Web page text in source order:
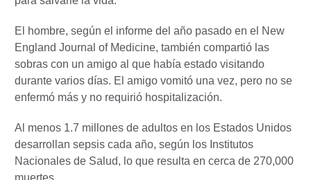
El hombre, según el informe del año pasado en el New
England Journal of Medicine, también compartió las
sobras con un amigo al que había estado visitando
durante varios días. El amigo vomitó una vez, pero no se
enfermó más y no requirió hospitalización.
Al menos 1.7 millones de adultos en los Estados Unidos
desarrollan sepsis cada año, según los Institutos
Nacionales de Salud, lo que resulta en cerca de 270,000
muertes.